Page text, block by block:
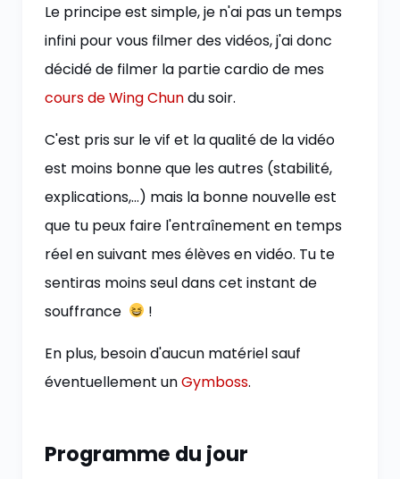
Le principe est simple, je n'ai pas un temps
infini pour vous filmer des vidéos, j'ai donc
décidé de filmer la partie cardio de mes
cours de Wing Chundu soir.
C'est pris sur le vif et la qualité de la vidéo
est moins bonne que les autres (stabilité,
explications,…) mais la bonne nouvelle est
que tu peux faire l'entraînement en temps
réel en suivant mes élèves en vidéo. Tu te
sentiras moins seul dans cet instant de
souffrance
!
En plus, besoin d'aucun matériel sauf
éventuellement unGymboss.
Programme du jour